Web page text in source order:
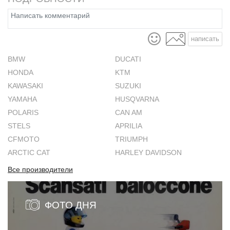
написать
BMW
DUCATI
HONDA
KTM
KAWASAKI
SUZUKI
YAMAHA
HUSQVARNA
POLARIS
CAN AM
STELS
APRILIA
CFMOTO
TRIUMPH
ARCTIC CAT
HARLEY DAVIDSON
Все производители
ФОТО ДНЯ